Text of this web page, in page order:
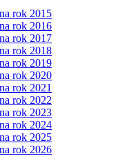
rok 2015
rok 2016
rok 2017
rok 2018
rok 2019
rok 2020
rok 2021
rok 2022
rok 2023
rok 2024
rok 2025
rok 2026